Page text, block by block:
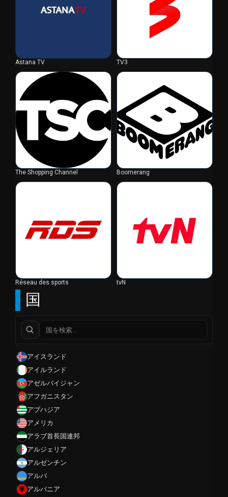
国
アイスランド
アイルランド
アゼルバイジャン
アフガニスタン
アブハジア
アメリカ
アラブ首長国連邦
アルジェリア
アルゼンチン
アルバ
アルバニア
Astana TV TV3
The Shopping Channel Boomerang
Réseau des sports tvN